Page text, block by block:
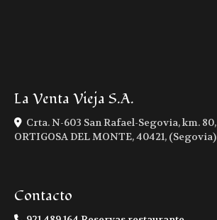
La Venta Vieja S.A.
Crta. N-603 San Rafael-Segovia, km. 80,
ORTIGOSA DEL MONTE,40421, (Segovia)
Contacto